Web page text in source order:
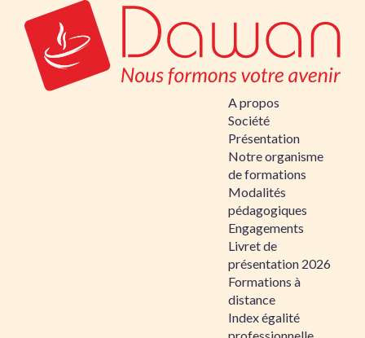
A propos
Société
Présentation
Notre organisme
de formations
Modalités
pédagogiques
Engagements
Livret de
présentation 2026
Formations à
distance
Index égalité